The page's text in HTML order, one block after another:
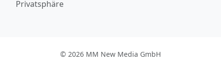
Privatsphäre
© 2026 MM New Media GmbH